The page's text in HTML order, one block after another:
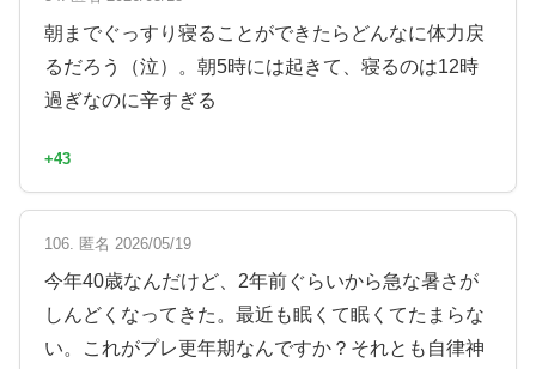
朝までぐっすり寝ることができたらどんなに体力戻
るだろう（泣）。朝5時には起きて、寝るのは12時
過ぎなのに辛すぎる
+43
106. 匿名 2026/05/19
今年40歳なんだけど、2年前ぐらいから急な暑さが
しんどくなってきた。最近も眠くて眠くてたまらな
い。これがプレ更年期なんですか？それとも自律神